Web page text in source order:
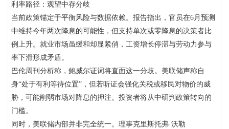
利率路径：观望中存分歧
当前政策锚定于平衡风险与数据依赖。报告指出，官员在6月预测
中维持今年两次降息的可能性，但支持单次或零降息的决策者比
例上升。就业市场虽缓和却显紧俏，工资增长停滞与劳动力参与
率下滑形成矛盾。
巴伦周刊分析称，鲍威尔证词将直面这一分歧。美联储声称自
身“处于有利等待位置”，但若听证会强化关税或移民对物价的威
胁，可能削弱市场对降息的押注。投资者将从中研判政策转向的
门槛。
同时，美联储内部并非完全统一。理事克里斯托弗·沃勒